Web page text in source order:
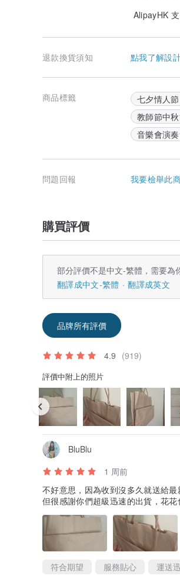
AlipayHK
退款換貨須知 點我了解設
商品標籤 七夕情人節
教師節中
音樂會演
問題回報 我要檢舉此
購買評價
部分評價不是中文-繁體，需要為
翻譯成中文-繁體
翻譯成英文
品牌所有評價
4.9 (919)
評價中附上的照片
BluBlu
1 周前
不好意思，因為收到沒多久就送給
但很感謝你們超級迅速的出貨，花
符合期望 服務貼心 運送